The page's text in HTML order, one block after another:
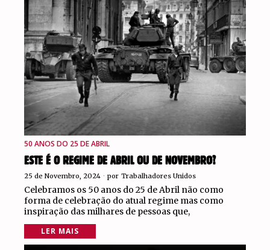
50 ANOS DO 25 DE ABRIL
ESTE É O REGIME DE ABRIL OU DE NOVEMBRO?
25 de Novembro, 2024 por Trabalhadores Unidos
Celebramos os 50 anos do 25 de Abril não como
forma de celebração do atual regime mas como
inspiração das milhares de pessoas que,
LER MAIS